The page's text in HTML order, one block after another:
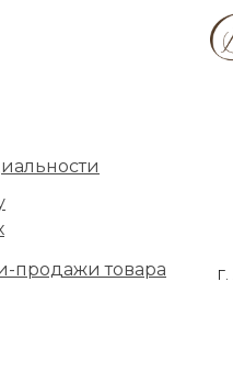
продажи товара